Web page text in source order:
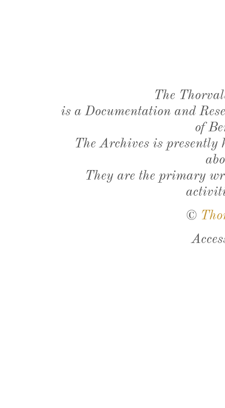
The
is a Documentation and
of
The Archives is presently
They are the primary
©